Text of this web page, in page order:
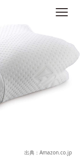
出典：Amazon.co.jp